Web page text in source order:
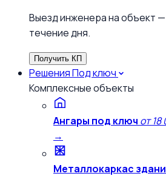
Выезд инженера на объект
течение дня.
Получить КП
РешенияПод ключ
Комплексные объекты
Ангары под ключ от
→
Металлокаркас